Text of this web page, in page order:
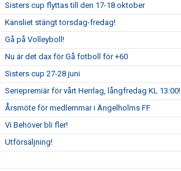
Sisters cup flyttas till den 17-18 oktober
Kansliet stängt torsdag-fredag!
Gå på Volleyboll!
Nu är det dax för Gå fotboll för +60
Sisters cup 27-28 juni
Seriepremiär för vårt Herrlag, långfredag KL 13:00!
Årsmöte för medlemmar i Ängelholms FF
Vi Behöver bli fler!
Utförsäljning!